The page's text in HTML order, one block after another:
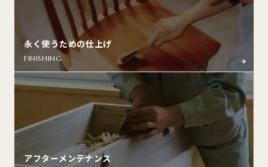
永く使うための仕上げ
FINISHING
アフターメンテナンス